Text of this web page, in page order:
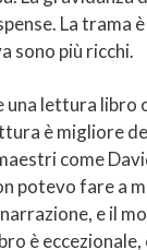
La trama
sono più ricchi.
una lettura
è migliore
come
potevo fare a
e il
è